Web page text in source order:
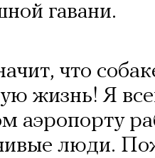
гавани.
что
жизнь! Я
аэропорту
люди.